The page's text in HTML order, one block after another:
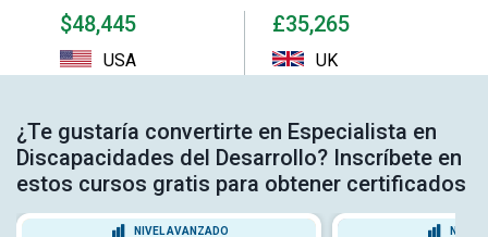
$48,445
USA
£35,265
UK
¿Te gustaría convertirte en Especialista en
Discapacidades del Desarrollo? Inscríbete en
estos cursos gratis para obtener certificados
NIVEL AVANZADO NIVEL